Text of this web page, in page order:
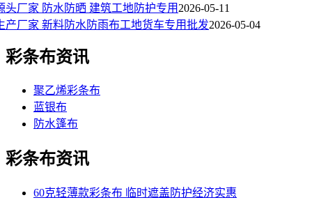
头厂家 防水防晒 建筑工地防护专用 2026-05-11
产厂家 新料防水防雨布工地货车专用批发2026-05-04
彩条布资讯
聚乙烯彩条布
蓝银布
防水篷布
彩条布资讯
60克轻薄款彩条布 临时遮盖防护经济实惠